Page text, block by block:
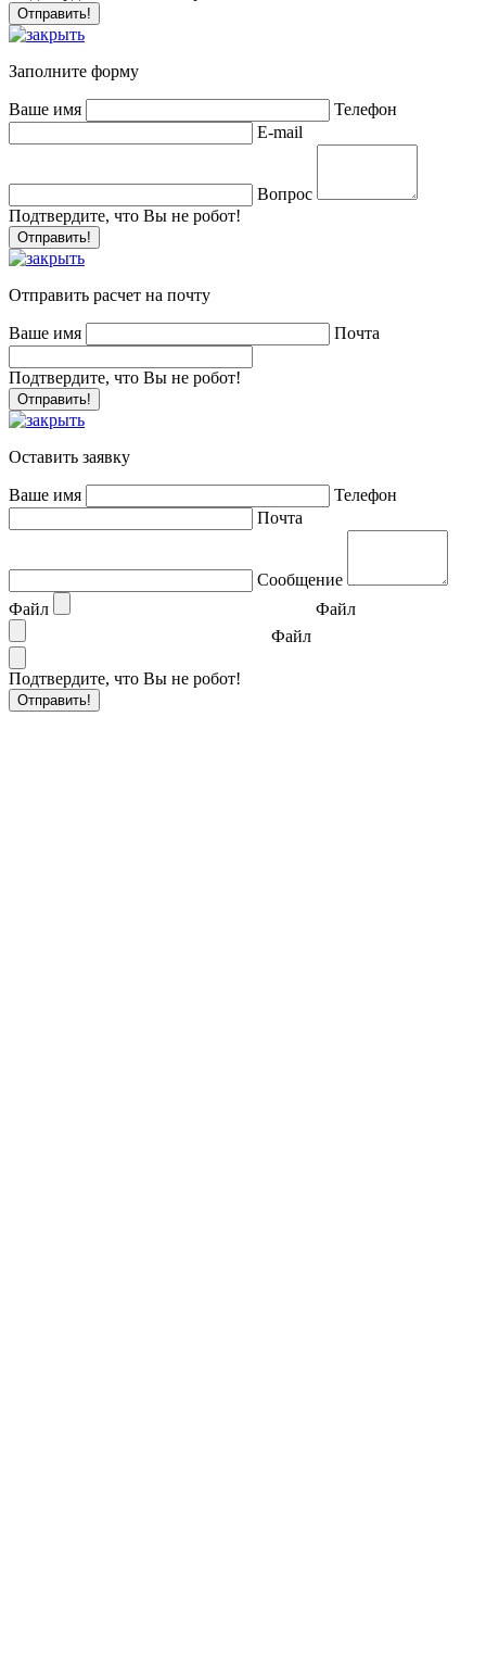
Заполните форму
Ваше имя
Телефон
E-mail
Вопрос
Подтвердите, что Вы не робот!
Отправить расчет на почту
Ваше имя Почта
Подтвердите, что Вы не робот!
Оставить заявку
Ваше имя
Телефон
Почта
Сообщение
Файл
Файл
Файл
Подтвердите, что Вы не робот!